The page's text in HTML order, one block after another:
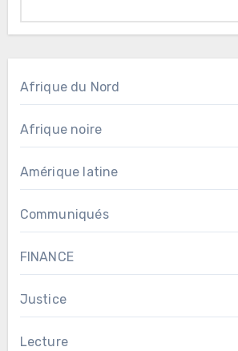
Afrique du Nord
Afrique noire
Amérique latine
Communiqués
FINANCE
Justice
Lecture